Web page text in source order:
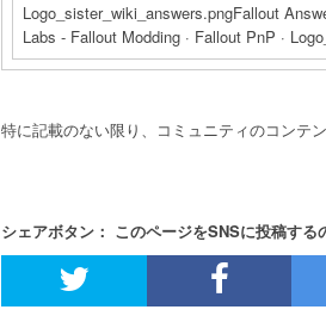
Logo_sister_wiki_answers.pngFallout
Labs - Fallout Modding · Fallout PnP ·
特に記載のない限り、コミュニティのコンテ
シェアボタン： このページをSNSに投稿する